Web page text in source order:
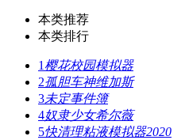
本类推荐
本类排行
1樱花校园模拟器
2孤胆车神维加斯
3未定事件簿
4奴隶少女希尔薇
5快清理粘液模拟器2020